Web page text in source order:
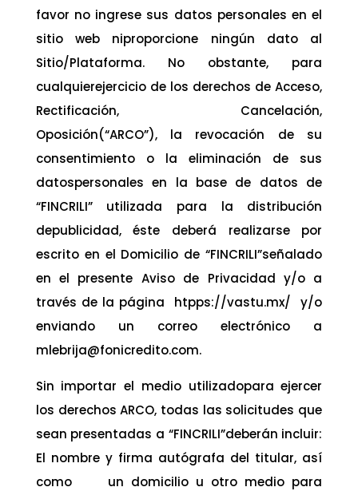
favor no ingrese sus datos personales en el
sitio web niproporcione ningún dato al
Sitio/Plataforma. No obstante, para
cualquierejercicio de los derechos de Acceso,
Rectificación, Cancelación,
Oposición(“ARCO”), la revocación de su
consentimiento o la eliminación de sus
datospersonales en la base de datos de
“FINCRILI” utilizada para la distribución
depublicidad, éste deberá realizarse por
escrito en el Domicilio de “FINCRILI”señalado
en el presente Aviso de Privacidad y/o a
través de la página htpps://vastu.mx/ y/o
enviando un correo electrónico a
mlebrija@fonicredito.com.
Sin importar el medio utilizadopara ejercer
los derechos ARCO, todas las solicitudes que
sean presentadas a “FINCRILI”deberán incluir:
El nombre y firma autógrafa del titular, así
como un domicilio u otro medio para